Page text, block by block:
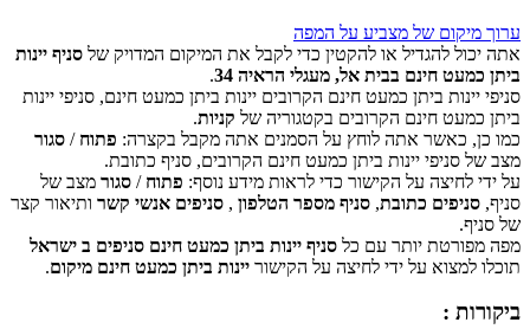
‏דף זה לא יכול לטעון את מפות Google כראוי.
האם האתר הזה בבעלותך? אישור
ערוך מיקום של מצביע על המפה
אתה יכול להגדיל או להקטין כדי לקבל את המיקום המדויק של סניף יינות
ביתן כמעט חינם בבית אל, מעגלי הראיה 34
.
סניפי יינות ביתן כמעט חינם הקרובים יינות ביתן כמעט חינם, סניפי יינות
ביתן כמעט חינם הקרובים בקטגוריה של קניות.
כמו כן, כאשר אתה לוחץ על הסמנים אתה מקבל בקצרה: פתוח / סגור
מצב של סניפי יינות ביתן כמעט חינם הקרובים, סניף כתובת.
על ידי לחיצה על הקישור כדי לראות מידע נוסף: פתוח / סגור מצב של
סניף, סניפים כתובת, סניף מספר הטלפון , סניפים אנשי קשר ותיאור קצר
של סניף.
מפה מפורטת יותר עם כל סניף יינות ביתן כמעט חינם סניפים ב ישראל
תוכלו למצוא על ידי לחיצה על הקישור יינות ביתן כמעט חינם מיקום.
ביקורות :